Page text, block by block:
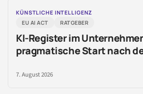
KÜNSTLICHE INTELLIGENZ
EU AI ACT
RATGEBER
KI-Register im
pragmatische Start nach
7. August 2026